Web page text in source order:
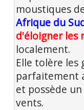
moustiques
Afrique du
d'éloigner les
localement.
Elle tolère les
parfaitement
et possède
vents.